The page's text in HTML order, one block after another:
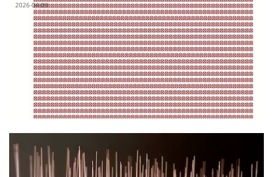
2026-04-09